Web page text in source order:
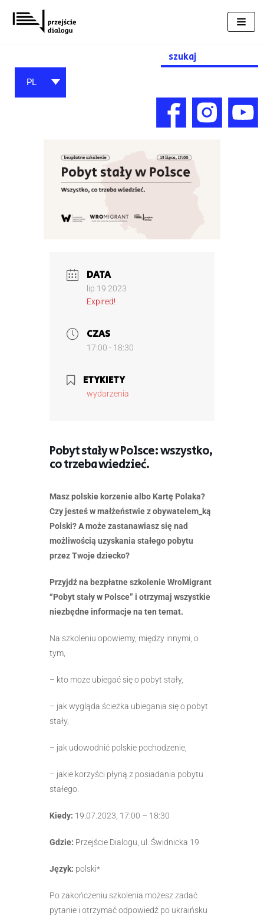
Przejdź
do
Search
for:
PL
DATA
lip 19 2023
Expired!
CZAS
17:00 - 18:30
ETYKIETY
wydarzenia
Pobyt stały w Polsce: wszystko,
co trzeba wiedzieć.
Masz polskie korzenie albo Kartę Polaka?
Czy jesteś w małżeństwie z obywatelem_ką
Polski? A może zastanawiasz się nad
możliwością uzyskania stałego pobytu
przez Twoje dziecko?
Przyjdź na bezpłatne szkolenie WroMigrant
“Pobyt stały w Polsce” i otrzymaj wszystkie
niezbędne informacje na ten temat.
Na szkoleniu opowiemy, między innymi, o
tym,
– kto może ubiegać się o pobyt stały,
– jak wygląda ścieżka ubiegania się o pobyt
stały,
– jak udowodnić polskie pochodzenie,
– jakie korzyści płyną z posiadania pobytu
stałego.
Kiedy: 19.07.2023, 17:00 – 18:30
Gdzie: Przejście Dialogu, ul. Świdnicka 19
Język: polski*
Po zakończeniu szkolenia możesz zadać
pytanie i otrzymać odpowiedź po ukraińsku